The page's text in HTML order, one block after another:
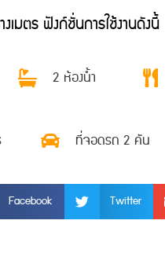
เมตร ฟังก์ชั่นการใช้งานดังนี้
2 ห้องน้ำ
ที่จอดรถ 2 คัน
Facebook Twitter